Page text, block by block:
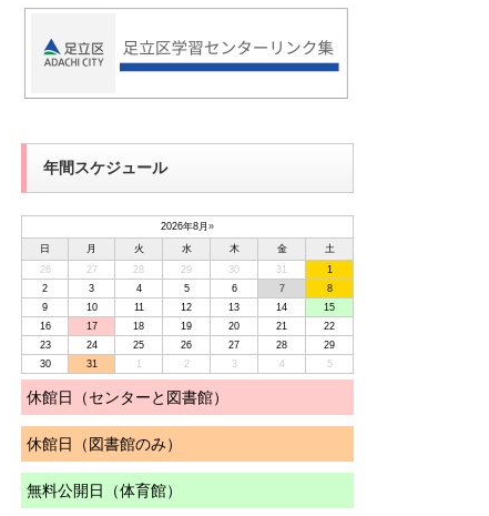
年間スケジュール
2026年8月 »
日
月 火 水 木 金
土
26
27 28 29 30 31
1
2
3 4 5 6 7
8
9
10 11 12 13 14
15
16
17 18 19 20 21
22
23
24 25 26 27 28
29
30
31 1 2 3 4 5
休館日（センターと図書館）
休館日（図書館のみ）
無料公開日（体育館）